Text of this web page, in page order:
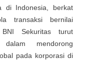
di Indonesia, berkat
transaksi bernilai
Sekuritas turut
mendorong
pada korporasi di